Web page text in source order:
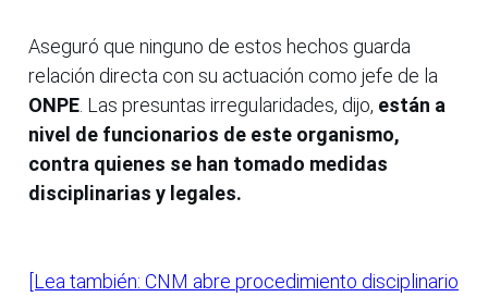
Aseguró que ninguno de estos hechos guarda
relación directa con su actuación como jefe de la
ONPE . Las presuntas irregularidades, dijo, están a
nivel de funcionarios de este organismo,
contra quienes se han tomado medidas
disciplinarias y legales.
[Lea también: CNM abre procedimiento disciplinario